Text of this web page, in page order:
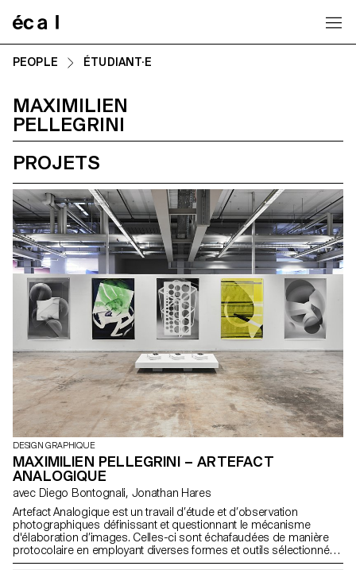
PEOPLE ÉTUDIANT·E
MAXIMILIEN
PELLEGRINI
PROJETS
DESIGN GRAPHIQUE
MAXIMILIEN PELLEGRINI – ARTEFACT
ANALOGIQUE
avec Diego Bontognali, Jonathan Hares
Artefact Analogique est un travail d’étude et d’observation
photographiques définissant et questionnant le mécanisme
d'élaboration d’images. Celles-ci sont échafaudées de manière
protocolaire en employant diverses formes et outils sélectionnés
préalablement en fonction de leur potentiel graphique. Suite à